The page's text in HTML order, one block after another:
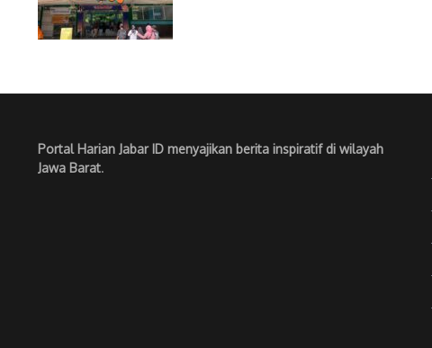
Portal Harian Jabar ID menyajikan berita inspiratif di wilayah
Jawa Barat.